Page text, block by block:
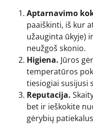
Aptarnavimo
paaiškinti, iš kur
užauginta ūkyje)
neužgoš skonio.
Higiena. Jūros
temperatūros
tiesiogiai susijusi
Reputacija.
bet ir ieškokite
gėrybių